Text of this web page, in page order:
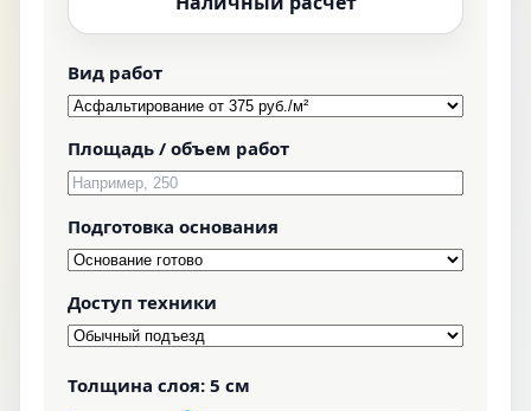
Вид работ
Площадь / объем работ
Подготовка основания
Доступ техники
Толщина слоя: 5 см